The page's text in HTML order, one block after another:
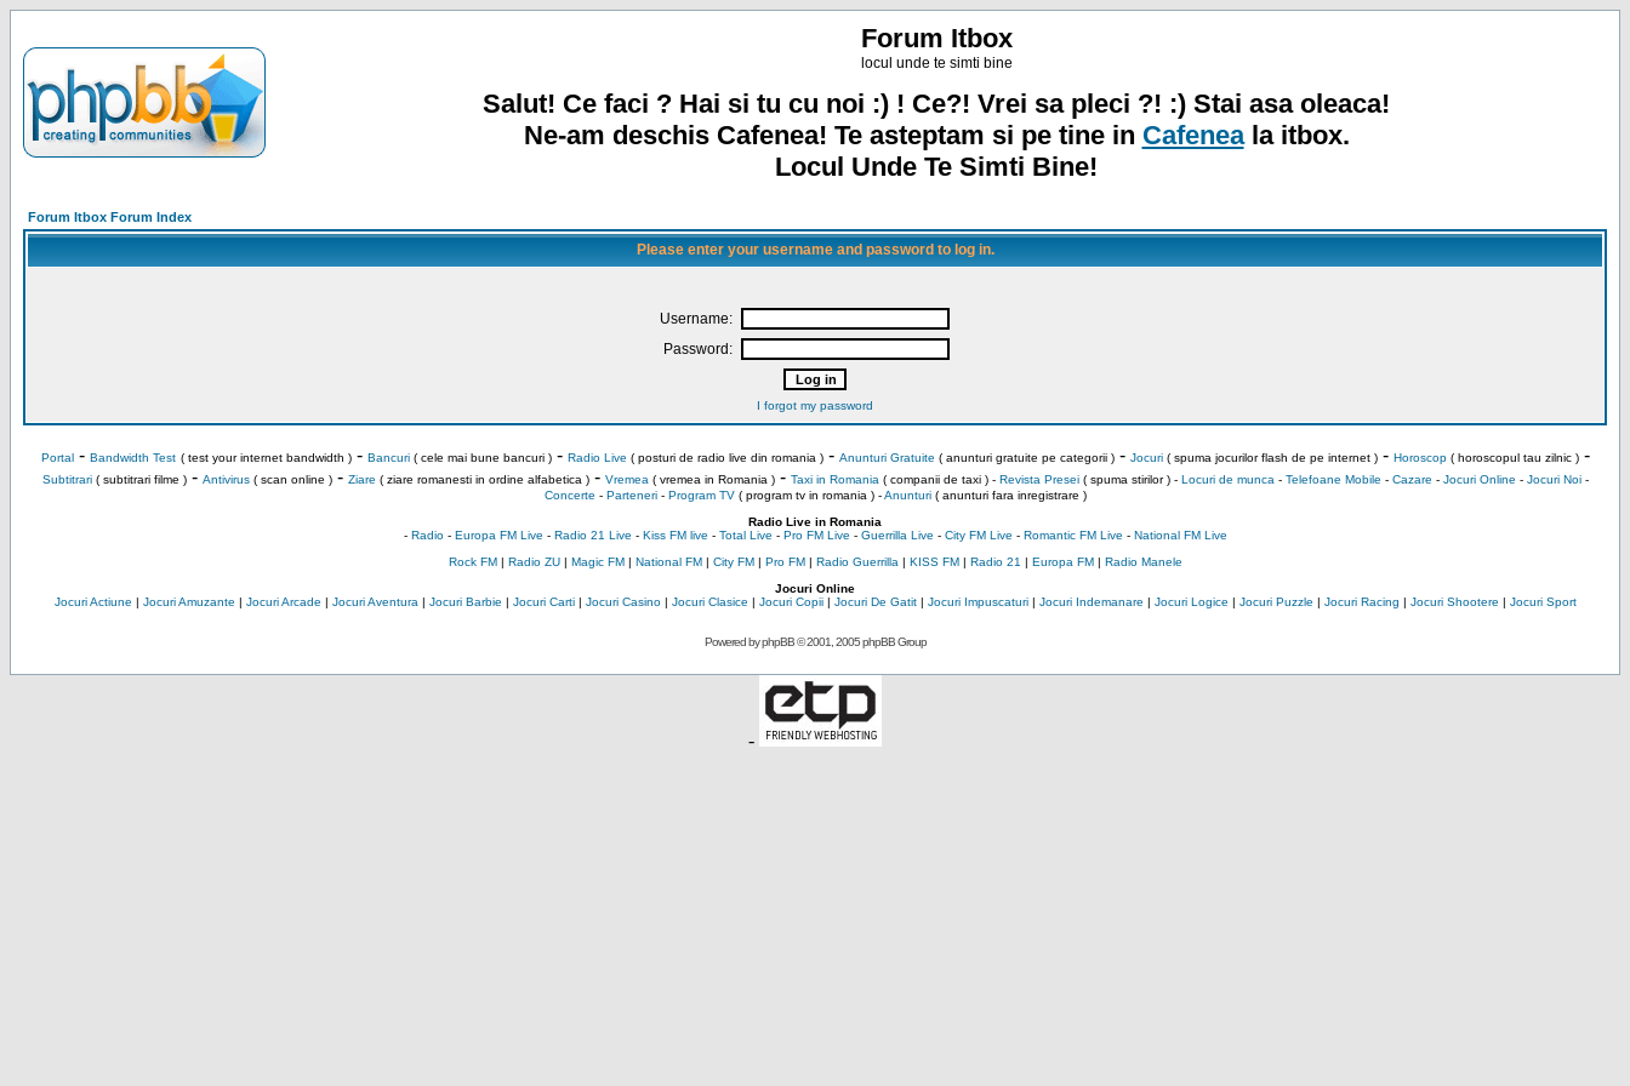
Forum Itbox
locul unde te simti bine
Salut! Ce faci ? Hai si tu cu noi :) ! Ce?! Vrei sa pleci ?! :) Stai asa oleaca!
Ne-am deschis Cafenea! Te asteptam si pe tine in Cafeneala itbox.
Locul Unde Te Simti Bine!
Forum Itbox Forum Index
Please enter your username and password to log in.
Username:
Password:
I forgot my password
Portal- Bandwidth Test ( test your internet bandwidth )- Bancuri( cele mai bune bancuri )- Radio Live ( posturi de radio live din romania )- Anunturi Gratuite ( anunturi gratuite pe categorii )- Jocuri( spuma jocurilor flash de pe internet )- Horoscop( horoscopul tau zilnic )-
Subtitrari( subtitrari filme )- Antivirus( scan online )- Ziare ( ziare romanesti in ordine alfabetica )- Vremea ( vremea in Romania )- Taxi in Romania ( companii de taxi ) - Revista Presei( spuma stirilor ) - Locuri de munca - Telefoane Mobile - Cazare - Jocuri Online - Jocuri Noi-
Concerte - Parteneri- Program TV( program tv in romania )-Anunturi( anunturi fara inregistrare )
Radio Live in Romania
- Radio- Europa FM Live - Radio 21 Live - Kiss FM live - Total Live - Pro FM Live - Guerrilla Live - City FM Live - Romantic FM Live - National FM Live
Rock FM| Radio ZU| Magic FM| National FM| City FM| Pro FM| Radio Guerrilla | KISS FM| Radio 21 | Europa FM| Radio Manele
Jocuri Online
Jocuri Actiune | Jocuri Amuzante | Jocuri Arcade | Jocuri Aventura | Jocuri Barbie | Jocuri Carti| Jocuri Casino| Jocuri Clasice | Jocuri Copii| Jocuri De Gatit| Jocuri Impuscaturi| Jocuri Indemanare | Jocuri Logice | Jocuri Puzzle | Jocuri Racing | Jocuri Shootere | Jocuri Sport
Powered byphpBB© 2001, 2005 phpBB Group
-